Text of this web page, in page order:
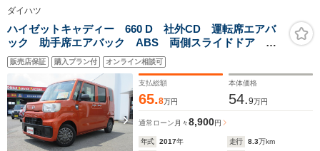
ダイハツ
ハイゼットキャディー 660 D 社外CD 運転席エアバ
ック 助手席エアバック ABS 両側スライドドア ア
イドリングストップ インパネAT キーレス 横滑り防
止装置 衝突軽減ブレーキ
販売店保証 購入プラン付 オンライン相談可
支払総額
65.8万円
本体価格
54.9万円
通常ローン 月々8,900円
年式 2017年 走行 8.3万km